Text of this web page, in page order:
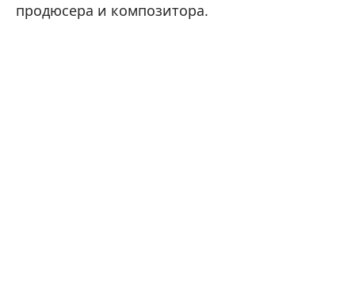
продюсера и композитора.